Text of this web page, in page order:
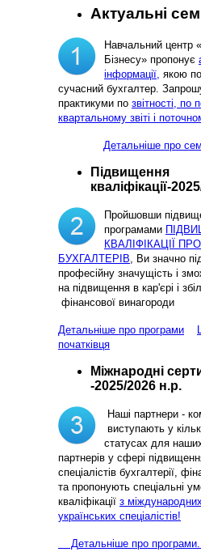
Актуальні
Навчальний центр
Бізнесу» пропонує
інформації, якою
сучасний бухгалтер.
практикуми по звітності, по
квартальному звіті і
Детальніше про
Підвищення
кваліфікації-
Пройшовши
програмами
КВАЛІФІКАЦІЇ
БУХГАЛТЕРІВ, Ви значно
професійну значущість і
на підвищення в кар'єрі і
фінансової винагороди
Детальніше про програми
початківця
Міжнародні
-2025/2026 н.р.
Наші партнери -
виступають у
статусах для наших
партнерів у сфері
спеціалістів бухгалтерії,
та пропонують спеціальні
кваліфікації з
українських спеціалістів!
Детальніше про